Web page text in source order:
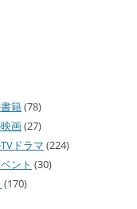
籍(78)
画(27)
ドラマ (224)
ント (30)
(170)